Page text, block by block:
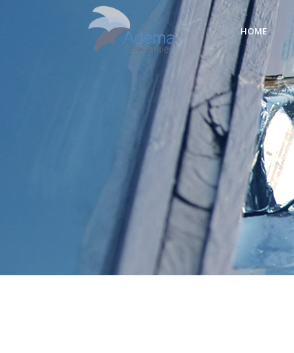
HOME